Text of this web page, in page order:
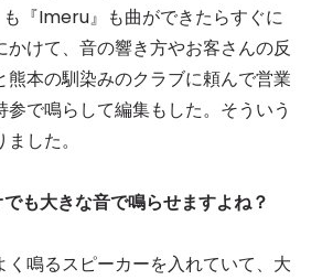
『Imeru』も曲ができたらすぐに
かけて、音の響き方やお客さんの反
熊本の馴染みのクラブに頼んで営業
参で鳴らして編集もした。そういう
した。
も大きな音で鳴らせますよね？
く鳴るスピーカーを入れていて、大